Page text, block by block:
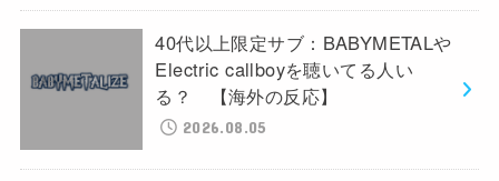
40代以上限定サブ：BABYMETALや
Electric callboyを聴いてる人い
る？ 【海外の反応】
2026.08.05